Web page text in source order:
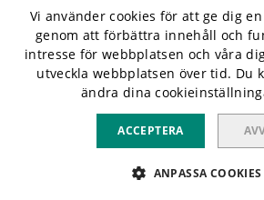
Onsdag 7 april, 2027
INFO
Kistamässan
Arne Beurlings Torg 5, 164 40 kista
Privacy policy
Whistlelink
Vi använder cookies för att ge dig
genom att förbättra innehåll och
intresse för webbplatsen och våra
utveckla webbplatsen över tid. Du
ändra dina
ACCEPTERA
ANPASSA COOKIES